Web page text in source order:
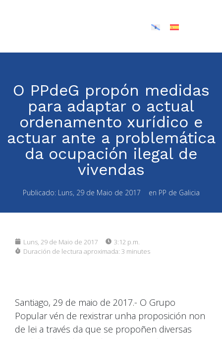
O PPdeG propón medidas
para adaptar o actual
ordenamento xurídico e
actuar ante a problemática
da ocupación ilegal de
vivendas
Publicado: Luns, 29 de Maio de 2017 en PP de Galicia
Luns, 29 de Maio de 2017
3:12 p.m.
Duración de lectura aproximada: 3 minutes
Santiago, 29 de maio de 2017.- O Grupo
Popular vén de rexistrar unha proposición non
de lei a través da que se propoñen diversas